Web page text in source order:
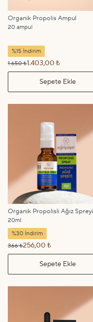
Organik Propolis Ampul
20 ampul
%15 İndirim
1.650 ₺1.403,00 ₺
Sepete Ekle
Organik Propolisli Ağız Spreyi
20ml
%30 İndirim
366 ₺256,00 ₺
Sepete Ekle